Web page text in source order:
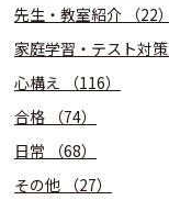
先生・教室紹介
（22）
家庭学習・テスト対策
心構え
（116）
合格
（74）
日常
（68）
その他
（27）